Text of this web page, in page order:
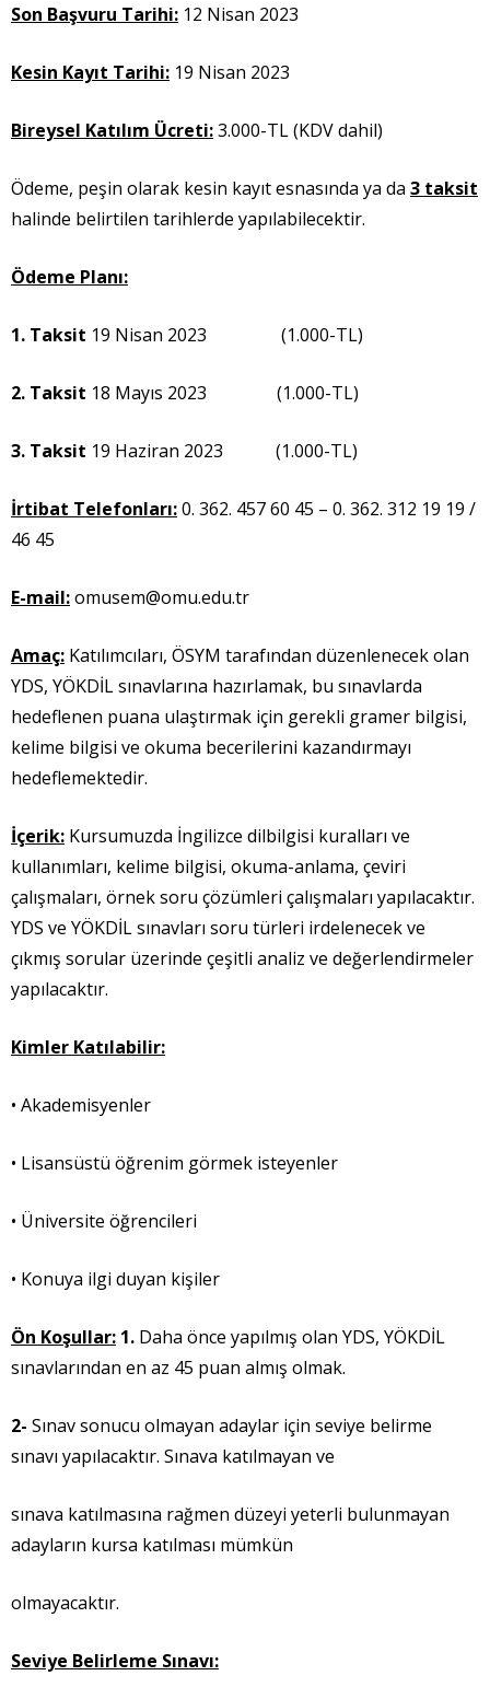
Son Başvuru Tarihi: 12 Nisan 2023
Kesin Kayıt Tarihi: 19 Nisan 2023
Bireysel Katılım Ücreti:3.000-TL (KDV dahil)
Ödeme, peşin olarak kesin kayıt esnasında ya da 3 taksit
halinde belirtilen tarihlerde yapılabilecektir.
Ödeme Planı:
1. Taksit 19 Nisan 2023 (1.000-TL)
2. Taksit 18 Mayıs 2023 (1.000-TL)
3. Taksit 19 Haziran 2023 (1.000-TL)
İrtibat Telefonları:0. 362. 457 60 45 – 0. 362. 312 19 19 /
46 45
E-mail:omusem@omu.edu.tr
Amaç: Katılımcıları, ÖSYM tarafından düzenlenecek olan
YDS, YÖKDİL sınavlarına hazırlamak, bu sınavlarda
hedeflenen puana ulaştırmak için gerekli gramer bilgisi,
kelime bilgisi ve okuma becerilerini kazandırmayı
hedeflemektedir.
İçerik: Kursumuzda İngilizce dilbilgisi kuralları ve
kullanımları, kelime bilgisi, okuma-anlama, çeviri
çalışmaları, örnek soru çözümleri çalışmaları yapılacaktır.
YDS ve YÖKDİL sınavları soru türleri irdelenecek ve
çıkmış sorular üzerinde çeşitli analiz ve değerlendirmeler
yapılacaktır.
Kimler Katılabilir:
• Akademisyenler
• Lisansüstü öğrenim görmek isteyenler
• Üniversite öğrencileri
• Konuya ilgi duyan kişiler
Ön Koşullar: 1. Daha önce yapılmış olan YDS, YÖKDİL
sınavlarından en az 45 puan almış olmak.
2- Sınav sonucu olmayan adaylar için seviye belirme
sınavı yapılacaktır. Sınava katılmayan ve
sınava katılmasına rağmen düzeyi yeterli bulunmayan
adayların kursa katılması mümkün
olmayacaktır.
Seviye Belirleme Sınavı: